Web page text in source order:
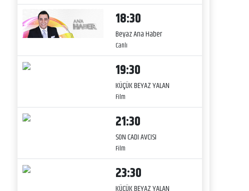
18:30
Beyaz Ana Haber
Canlı
19:30
KÜÇÜK BEYAZ YALAN
Film
21:30
SON CADI AVCISI
Film
23:30